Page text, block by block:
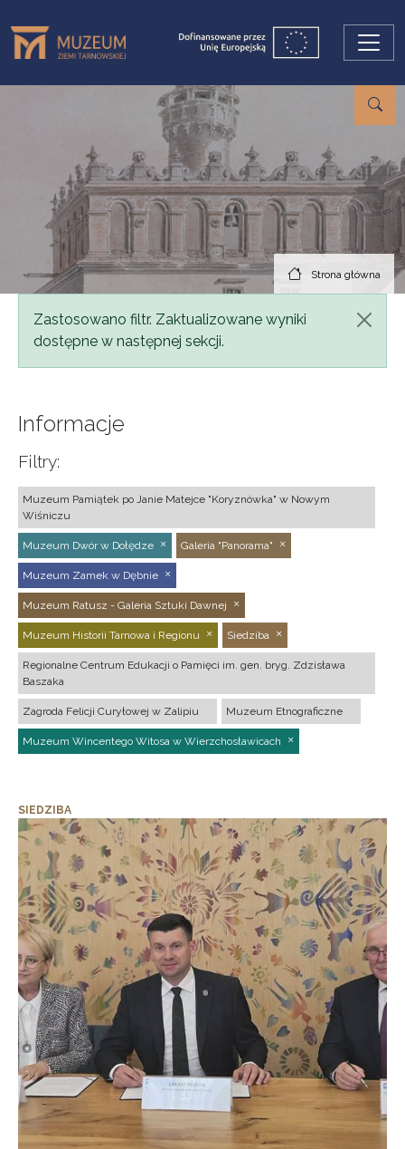
Strona główna
Komunikat
Zastosowano filtr. Zaktualizowane wyniki
dostępne w następnej sekcji.
Informacje
Filtry:
Muzeum Pamiątek po Janie Matejce "Koryznówka" w Nowym
Wiśniczu
Muzeum Dwór w Dołędze Galeria "Panorama"
Muzeum Zamek w Dębnie
Muzeum Ratusz - Galeria Sztuki Dawnej
Muzeum Historii Tarnowa i Regionu Siedziba
Regionalne Centrum Edukacji o Pamięci im. gen. bryg. Zdzisława
Baszaka
Zagroda Felicji Curyłowej w Zalipiu Muzeum Etnograficzne
Muzeum Wincentego Witosa w Wierzchosławicach
SIEDZIBA